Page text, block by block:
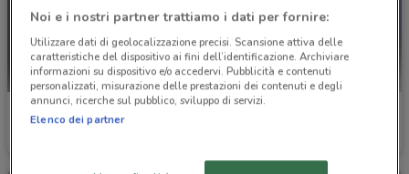
Emu
Noi e i nostri partner trattiamo i dati per fornire:
Utilizzare dati di geolocalizzazione precisi. Scansione attiva delle
caratteristiche del dispositivo ai fini dell’identificazione. Archiviare
informazioni su dispositivo e/o accedervi. Pubblicità e contenuti
personalizzati, misurazione delle prestazioni dei contenuti e degli
annunci, ricerche sul pubblico, sviluppo di servizi.
Elenco dei partner